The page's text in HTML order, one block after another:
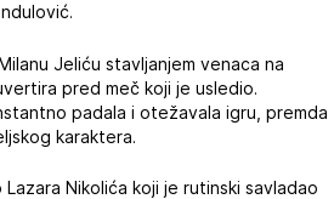
Jeliću stavljanjem venaca na
pred meč koji je usledio.
padala i otežavala igru, premda
karaktera.
Nikolića koji je rutinski savladao